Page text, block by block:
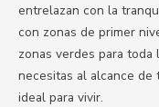
entrelazan con la
con zonas de primer
zonas verdes para
necesitas al alcance
ideal para vivir.